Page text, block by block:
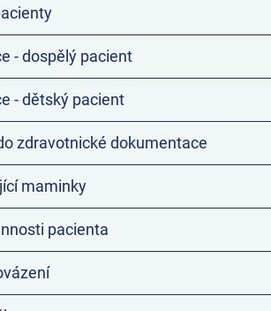
- dospělý pacient
- dětský pacient
zdravotnické dokumentace
maminky
pacienta